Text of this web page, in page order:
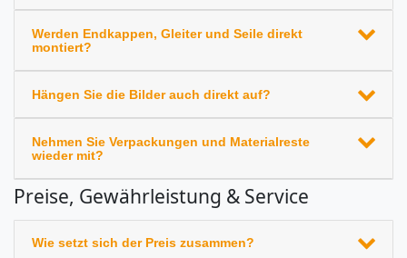
Werden Endkappen, Gleiter und Seile direkt
montiert?
Hängen Sie die Bilder auch direkt auf?
Nehmen Sie Verpackungen und Materialreste
wieder mit?
Preise, Gewährleistung & Service
Wie setzt sich der Preis zusammen?